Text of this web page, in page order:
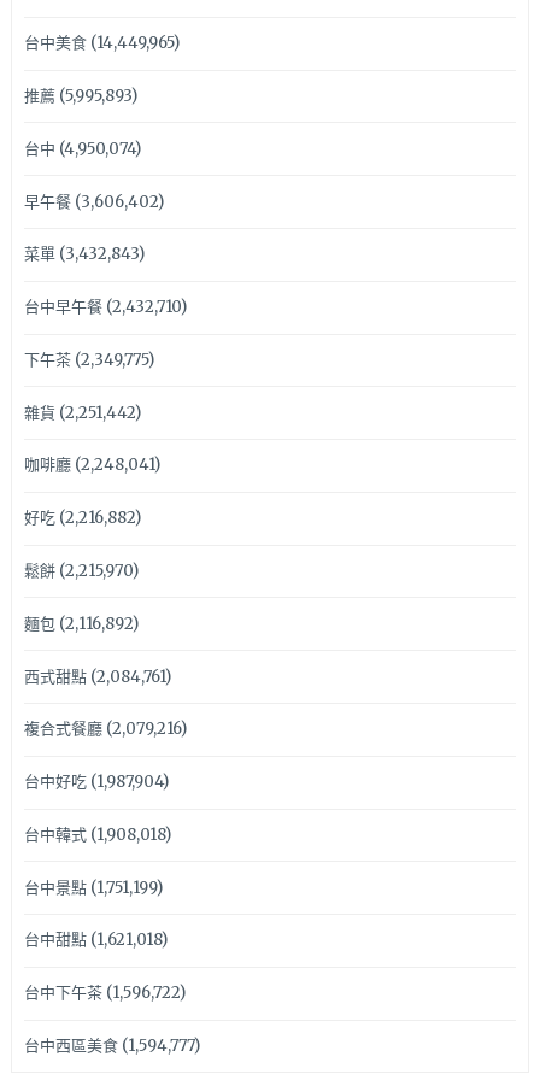
台中美食(14,449,965)
推薦(5,995,893)
台中 (4,950,074)
早午餐(3,606,402)
菜單(3,432,843)
台中早午餐(2,432,710)
下午茶(2,349,775)
雜貨 (2,251,442)
咖啡廳(2,248,041)
好吃(2,216,882)
鬆餅(2,215,970)
麵包(2,116,892)
西式甜點(2,084,761)
複合式餐廳(2,079,216)
台中好吃(1,987,904)
台中韓式(1,908,018)
台中景點(1,751,199)
台中甜點(1,621,018)
台中下午茶(1,596,722)
台中西區美食(1,594,777)